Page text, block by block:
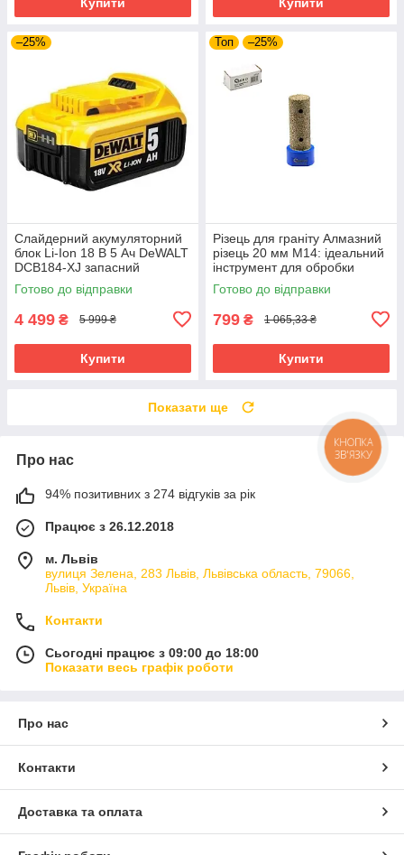
–25%
Слайдерний акумуляторний
блок Li-Ion 18 В 5 Ач DeWALT
DCB184-XJ запасний
акумулятор для
електроінструменту АКБ лі-
Готово до відправки
4 499 ₴ 5 999 ₴
Купити
Топ –25%
Різець для граніту Алмазний
різець 20 мм М14: ідеальний
інструмент для обробки
кераміки Geko G37520
Готово до відправки
799 ₴ 1 065,33 ₴
Купити
Показати ще
Про нас
94% позитивних з 274 відгуків за рік
Працює з 26.12.2018
м. Львів
вулиця Зелена, 283 Львів, Львівська область, 79066,
Львів, Україна
Контакти
Сьогодні працює з 09:00 до 18:00
Показати весь графік роботи
Про нас
Контакти
Доставка та оплата
КНОПКА
ЗВ'ЯЗКУ